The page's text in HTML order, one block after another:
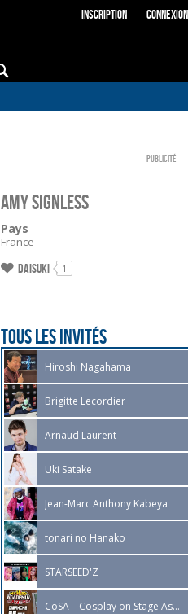
Inscription Connexion
Publicité
AMY Signless
Pays
France
Daisuki 1
Tous les Invités
Hiroshi Nagahama
Brigitte Lecordier
Arnaud Laurent
Uki Satake
Jean-Marc Anthony Kabeya
tonari no Hanako
STARSEED'Z
CoSA – Cosplay on Stage Association